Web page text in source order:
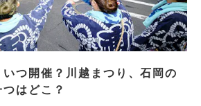
つ開催？川越まつり、石岡の
はどこ？